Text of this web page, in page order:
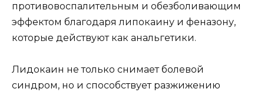
противовоспалительным и обезболивающим
эффектом благодаря липокаину и феназону,
которые действуют как анальгетики.
Лидокаин не только снимает болевой
синдром, но и способствует разжижению